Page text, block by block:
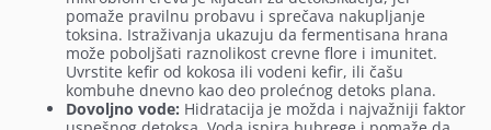
pomaže pravilnu probavu i sprečava nakupljanje
toksina. Istraživanja ukazuju da fermentisana hrana
može poboljšati raznolikost crevne flore i imunitet.
Uvrstite kefir od kokosa ili vodeni kefir, ili čašu
kombuhe dnevno kao deo prolećnog detoks plana.
Dovoljno vode: Hidratacija je možda i najvažniji faktor